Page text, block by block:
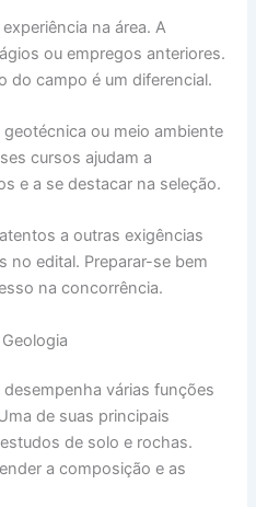
na área. A
ou empregos anteriores.
do campo é um diferencial.
ou meio ambiente
cursos ajudam a
e a se destacar na seleção.
a outras exigências
no edital. Preparar-se bem
na concorrência.
desempenha várias funções
de suas principais
de solo e rochas.
a composição e as